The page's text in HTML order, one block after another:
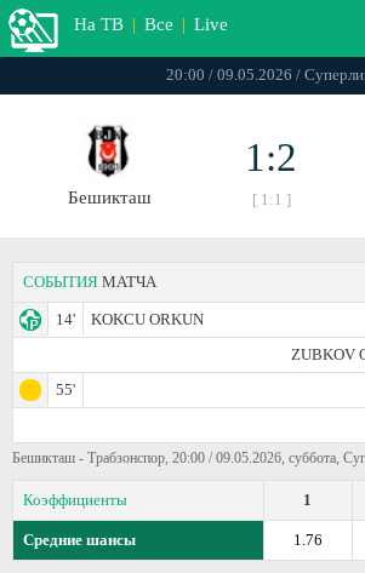
На ТВ | Все | Live
20:00 / 09.05.2026 /
Бешикташ
1:2
[ 1:1 ]
СОБЫТИЯ МАТЧА
14'
KOKCU ORKUN
ZUBKOV
55'
Бешикташ - Трабзонспор, 20:00 / 09.05.2026, суббота,
Коэффициенты 1
Средние шансы 1.76